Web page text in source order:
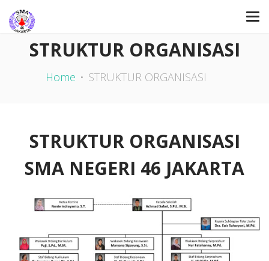
STRUKTUR ORGANISASI
Home STRUKTUR ORGANISASI
STRUKTUR ORGANISASI
SMA NEGERI 46 JAKARTA